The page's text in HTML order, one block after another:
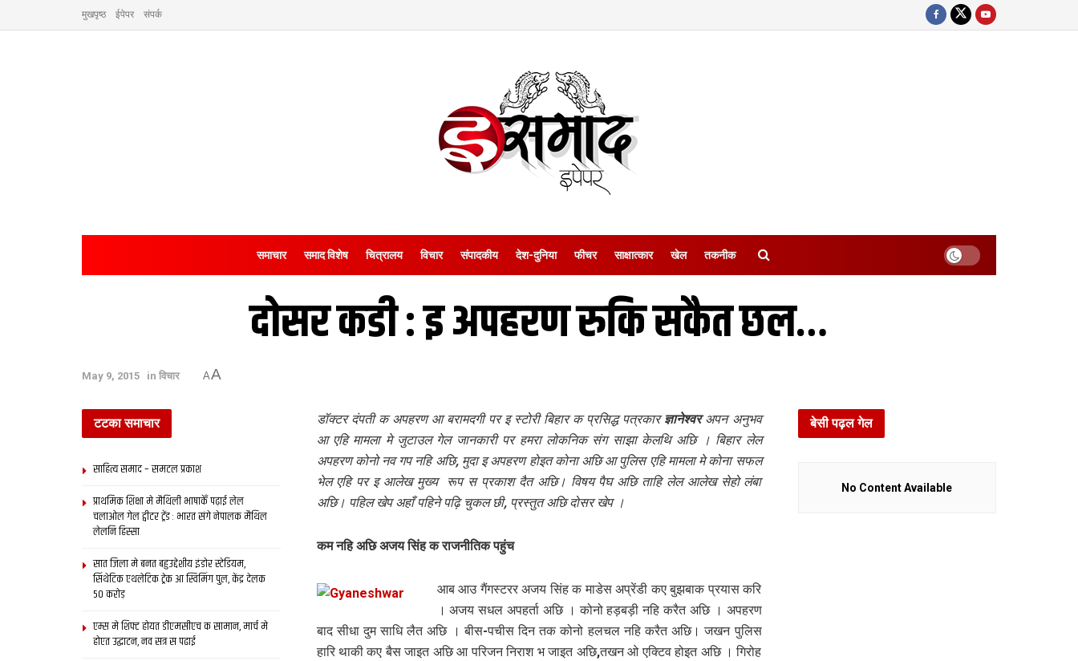
मुखपृष्ठ ईपेपर संपर्क
समाचार समाद विशेष चित्रालय विचार संपादकीय देश-दुनिया फीचर साक्षात्‍कार खेल तकनीक
दोसर कडी : इ अपहरण रुकि सकैत छल…
May 9, 2015 in विचार AA
डॉक्टर दंपती क अपहरण आ बरामदगी पर इ स्टोरी बिहार क प्रसिद्ध पत्रकारज्ञानेश्वरअपन अनुभव
आ एहि मामला मे जुटाउल गेल जानकारी पर हमरा लोकनिक संग साझा केलथि अछि । बिहार लेल
अपहरण कोनो नव गप नहि अछि, मुदा इ अपहरण होइत कोना अछि आ पुलिस एहि मामला मे कोना सफल
भेल एहि पर इ आलेख मुख्य रूप स प्रकाश दैत अछि। विषय पैघ अछि ताहि लेल आलेख सेहो लंबा
अछि। पहिल खेप अहाँ पहिने पढ़ि‍ चुकल छी, प्रस्तुत अछि दोसर खेप ।
कम नहि अछि अजय सिंह क राजनीतिक पहुंच
आब आउ गैंगस्टरर अजय सिंह क माडेस अप्रेंडी कए बुझबाक प्रयास करि
। अजय सधल अपहर्ता अछि । कोनो हड़बड़ी नहि करैत अछि । अपहरण
बाद सीधा दुम साधि लैत अछि । बीस-पचीस दिन तक कोनो हलचल नहि करैत अछि। जखन पुलिस
हारि थाकी कए बैस जाइत अछि आ परिजन निराश भ जाइत अछि,तखन ओ एक्टिव होइत अछि । गिरोह
टटका समाचार
साहित्य समाद – समटल प्रकाश
प्राथमिक शि‍क्षा मे मैथि‍ली भाषाकेँ पढ़ाई लेल
चलाओल गेल ट्वीटर ट्रेंड : भारत संगे नेपालक मैथिल
लेलनि हिस्सा
सात जिला मे बनत बहुउद्देशीय इंडोर स्‍टेडि‍यम,
सिंथेटिक एथलेटिक ट्रेक आ स्विमिंग पुल, केंद्र देलक
50 करोड़
एम्स मे शिफ्ट होयत डीएमसीएच क सामान, मार्च मे
होएत उद्घाटन, नव सत्र स पढाई
बेसी पढ़ल गेल
No Content Available